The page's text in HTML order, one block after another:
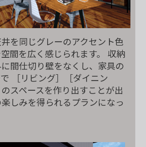
を同じグレーのアクセント色
間を広く感じられます。
収納
間仕切り壁をなくし、家具の
［リビング］［ダイニン
スペースを作り出すことが出
しみを得られるプランになっ